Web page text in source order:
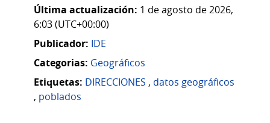
Última actualización: 1 de agosto de 2026,
6:03 (UTC+00:00)
Publicador: IDE
Categorias: Geográficos
Etiquetas: DIRECCIONES , datos geográficos
, poblados